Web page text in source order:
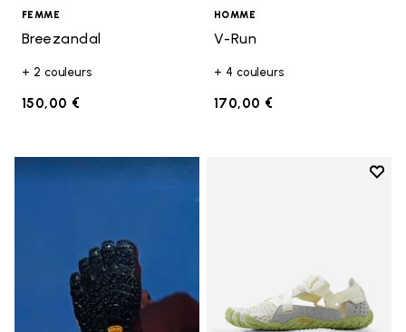
FEMME
Breezandal
+ 2 couleurs
150,00 €
HOMME
V-Run
+ 4 couleurs
170,00 €
Add